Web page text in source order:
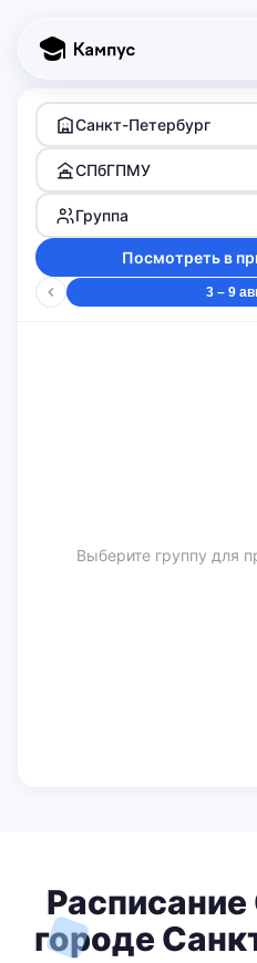
Санкт-Петербург
СПбГПМУ
Группа
Посмотреть в
3 – 9
Выберите группу для
городе